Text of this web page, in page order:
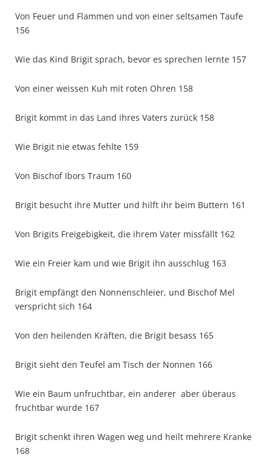
Von Feuer und Flammen und von einer seltsamen Taufe
156
Wie das Kind Brigit sprach, bevor es sprechen lernte 157
Von einer weissen Kuh mit roten Ohren 158
Brigit kommt in das Land ihres Vaters zurück 158
Wie Brigit nie etwas fehlte 159
Von Bischof Ibors Traum 160
Brigit besucht ihre Mutter und hilft ihr beim Buttern 161
Von Brigits Freigebigkeit, die ihrem Vater missfällt 162
Wie ein Freier kam und wie Brigit ihn ausschlug 163
Brigit empfängt den Nonnenschleier, und Bischof Mel
verspricht sich 164
Von den heilenden Kräften, die Brigit besass 165
Brigit sieht den Teufel am Tisch der Nonnen 166
Wie ein Baum unfruchtbar, ein anderer aber überaus
fruchtbar wurde 167
Brigit schenkt ihren Wagen weg und heilt mehrere Kranke
168